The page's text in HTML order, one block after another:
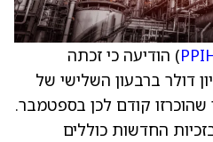
) הודיעה כי זכתה
בהיקף 52 מיליון דולר ברבעון השלישי של
דולר שהוכרזו קודם לכן בספטמבר.
בזכיות החדשות כוללים